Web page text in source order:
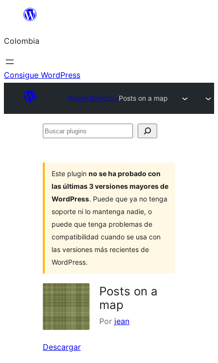
Saltar
contenido
Colombia
Consigue WordPress
Plugin DirectoryPosts on a map
Buscar
Este plugin no se ha probado con
las últimas 3 versiones mayores de
WordPress. Puede que ya no tenga
soporte ni lo mantenga nadie, o
puede que tenga problemas de
compatibilidad cuando se usa con
las versiones más recientes de
WordPress.
Posts on a
map
Por jean
Descargar